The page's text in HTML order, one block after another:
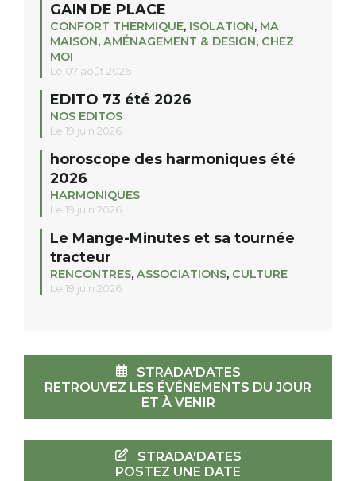
GAIN DE PLACE
CONFORT THERMIQUE, ISOLATION, MA
MAISON, AMÉNAGEMENT & DESIGN, CHEZ
MOI
Le 07 août 2026
EDITO 73 été 2026
NOS EDITOS
Le 19 juin 2026
horoscope des harmoniques été
2026
HARMONIQUES
Le 19 juin 2026
Le Mange-Minutes et sa tournée
tracteur
RENCONTRES, ASSOCIATIONS, CULTURE
Le 19 juin 2026
STRADA'DATES
RETROUVEZ LES ÉVÉNEMENTS DU JOUR
ET À VENIR
STRADA'DATES
POSTEZ UNE DATE